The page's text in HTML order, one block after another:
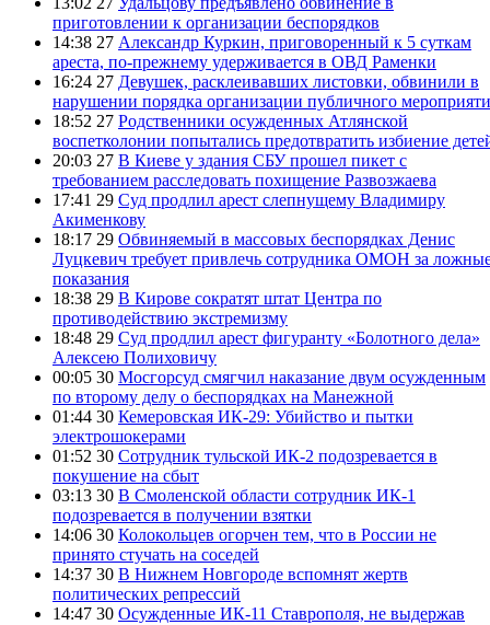
приготовлении к организации беспорядков
14:38 27 Александр Куркин, приговоренный к 5 суткам
ареста, по-прежнему удерживается в ОВД Раменки
16:24 27 Девушек, расклеивавших листовки, обвинили в
нарушении порядка организации публичного
18:52 27 Родственники осужденных Атлянской
воспетколонии попытались предотвратить избиение
20:03 27 В Киеве у здания СБУ прошел пикет с
требованием расследовать похищение Развозжаева
17:41 29 Суд продлил арест слепнущему Владимиру
Акименкову
18:17 29 Обвиняемый в массовых беспорядках Денис
Луцкевич требует привлечь сотрудника ОМОН за
показания
18:38 29 В Кирове сократят штат Центра по
противодействию экстремизму
18:48 29 Суд продлил арест фигуранту «Болотного дела»
Алексею Полиховичу
00:05 30 Мосгорсуд смягчил наказание двум осужденным
по второму делу о беспорядках на Манежной
01:44 30 Кемеровская ИК-29: Убийство и пытки
электрошокерами
01:52 30 Сотрудник тульской ИК-2 подозревается в
покушение на сбыт
03:13 30 В Смоленской области сотрудник ИК-1
подозревается в получении взятки
14:06 30 Колокольцев огорчен тем, что в России не
принято стучать на соседей
14:37 30 В Нижнем Новгороде вспомнят жертв
политических репрессий
14:47 30 Осужденные ИК-11 Ставрополя, не выдержав